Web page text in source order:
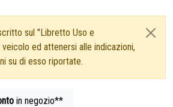
sul "Libretto Uso e
ed attenersi alle indicazioni,
su di esso riportate.
in negozio**